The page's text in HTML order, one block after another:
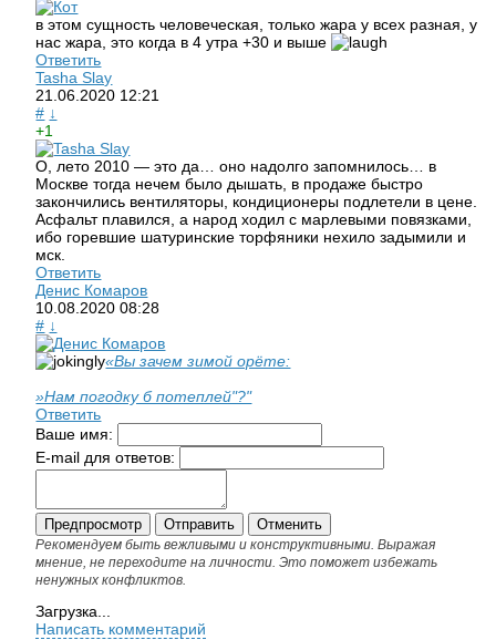
в этом сущность человеческая, только жара у всех разная, у
нас жара, это когда в 4 утра +30 и выше
Ответить
Tasha Slay
21.06.2020 12:21
# ↓
+1
О, лето 2010 — это да… оно надолго запомнилось… в
Москве тогда нечем было дышать, в продаже быстро
закончились вентиляторы, кондиционеры подлетели в цене.
Асфальт плавился, а народ ходил с марлевыми повязками,
ибо горевшие шатуринские торфяники нехило задымили и
мск.
Ответить
Денис Комаров
10.08.2020 08:28
# ↓
«Вы зачем зимой орёте:
»Нам погодку б потеплей"?"
Ответить
Ваше имя:
E-mail для ответов:
Рекомендуем быть вежливыми и конструктивными. Выражая
мнение, не переходите на личности. Это поможет избежать
ненужных конфликтов.
Загрузка...
Написать комментарий